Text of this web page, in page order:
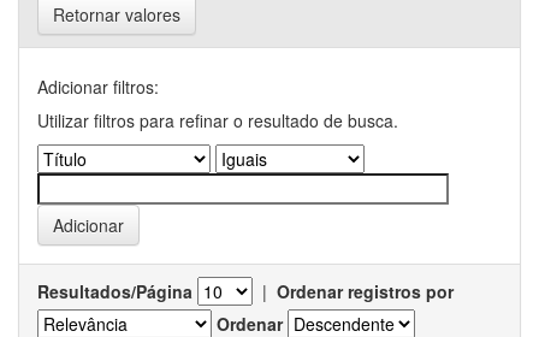
Retornar valores
Adicionar filtros:
Utilizar filtros para refinar o resultado de busca.
Resultados/Página | Ordenar registros por
Ordenar